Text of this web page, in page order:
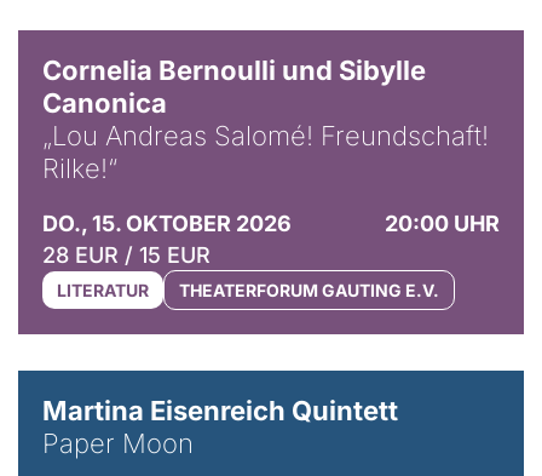
Cornelia Bernoulli und Sibylle
Canonica
„Lou Andreas Salomé! Freundschaft!
Rilke!“
DO., 15. OKTOBER 2026
20:00 UHR
28 EUR / 15 EUR
LITERATUR THEATERFORUM GAUTING E.V.
Martina Eisenreich Quintett
Paper Moon